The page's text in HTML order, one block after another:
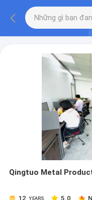
Qingtuo Metal
12 YEARS 5.0